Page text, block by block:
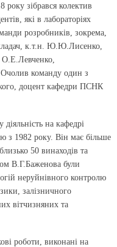
року зібрався колектив
які в лабораторіях
розробників, зокрема,
к.т.н. Ю.Ю.Лисенко,
команду один з
доцент кафедри ПСНК
на кафедрі
з 1982 року. Він має більше
50 винаходів та
В.Г.Баженова були
неруйнівного контролю
залізничного
вітчизняних та
роботи, виконані на